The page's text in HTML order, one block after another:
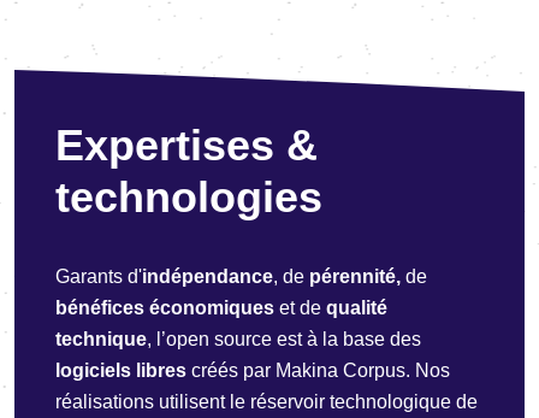
Expertises &
technologies
Garants d'indépendance, de pérennité, de
bénéfices économiques et de qualité
technique, l’open source est à la base des
logiciels libres créés par Makina Corpus. Nos
réalisations utilisent le réservoir technologique de